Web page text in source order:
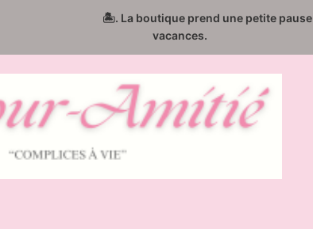
🏝️. La boutique prend une petite pause
vacances.